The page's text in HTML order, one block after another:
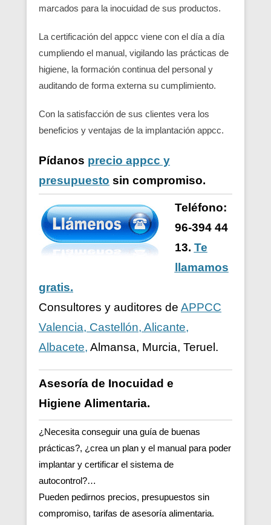
marcados para la inocuidad de sus productos.
La certificación del appcc viene con el día a día
cumpliendo el manual, vigilando las prácticas de
higiene, la formación continua del personal y
auditando de forma externa su cumplimiento.
Con la satisfacción de sus clientes vera los
beneficios y ventajas de la implantación appcc.
Pídanos precio appcc y
presupuesto sin compromiso.
Teléfono:
96-394 44
13. Te
llamamos
gratis.
Consultores y auditores de APPCC
Valencia, Castellón, Alicante,
Albacete, Almansa, Murcia, Teruel.
Asesoría de Inocuidad e
Higiene Alimentaria.
¿Necesita conseguir una guía de buenas
prácticas?, ¿crea un plan y el manual para poder
implantar y certificar el sistema de
autocontrol?…
Pueden pedirnos precios, presupuestos sin
compromiso, tarifas de asesoría alimentaria.